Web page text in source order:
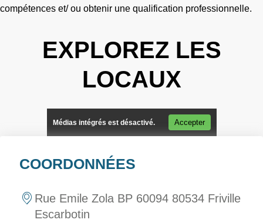
compétences et/ ou obtenir une qualification professionnelle.
EXPLOREZ LES
LOCAUX
Médias intégrés est désactivé. Accepter
COORDONNÉES
Rue Emile Zola BP 60094 80534 Friville
Escarbotin